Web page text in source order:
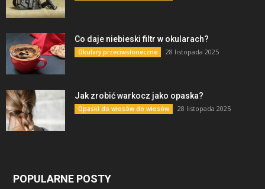
Co daje niebieski filtr w okularach?
Okulary przeciwsłoneczne 28 listopada 2025
Jak zrobić warkocz jako opaska?
Opaski do włosów do włosów 28 listopada 2025
POPULARNE POSTY